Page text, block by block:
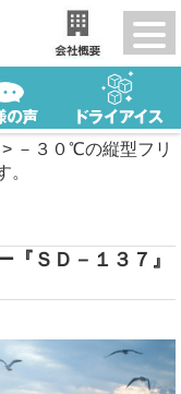
> －３０℃の縦型フリ
。
ＳＤ－１３７』